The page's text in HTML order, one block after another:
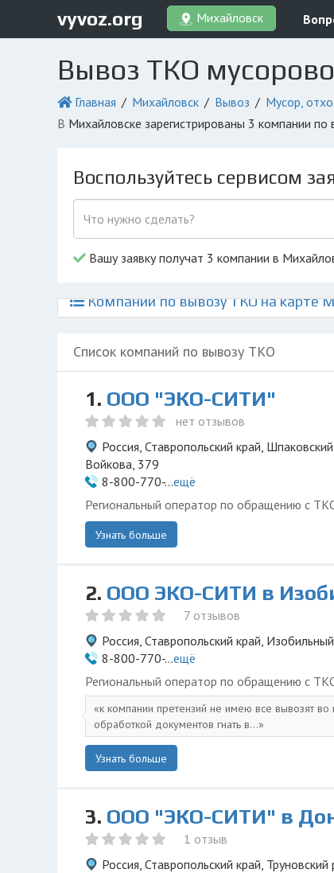
vyvoz.org Михайловск
Вывоз ТКО
Главная Михайловск Вывоз Мусор,
в Михайловске зарегистрированы 3 компании
Воспользуйтесь сервисом
Вашу заявку получат 3 компании в
Компании по вывозу ТКО на карте
Список компаний по вывозу ТКО
1. ООО "ЭКО-СИТИ"
нет отзывов
Россия, Ставропольский край,
Войкова, 379
8-800-770-...ещё
Региональный оператор по обращению с
Узнать больше
2. ООО ЭКО-СИТИ в
7 отзывов
Россия, Ставропольский край,
8-800-770-...ещё
Региональный оператор по обращению с
к компании претензий не имею все вывозят во
обработкой документов гнать в...
Узнать больше
3. ООО "ЭКО-СИТИ" в
1 отзыв
Россия, Ставропольский край,